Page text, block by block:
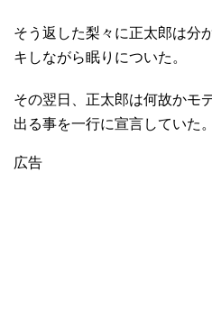
そう返した梨々に正太郎は分
キしながら眠りについた。
その翌日、正太郎は何故かモ
出る事を一行に宣言していた。
広告